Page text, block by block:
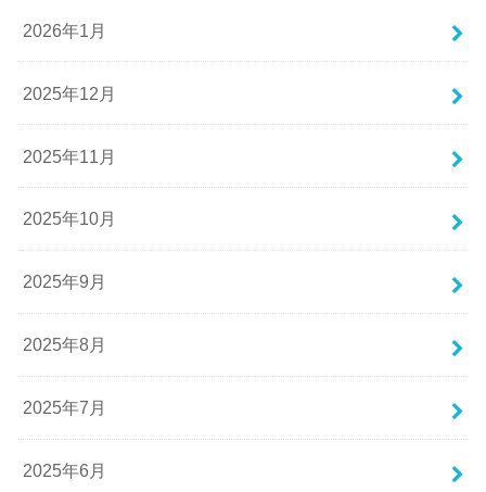
2026年1月
2025年12月
2025年11月
2025年10月
2025年9月
2025年8月
2025年7月
2025年6月